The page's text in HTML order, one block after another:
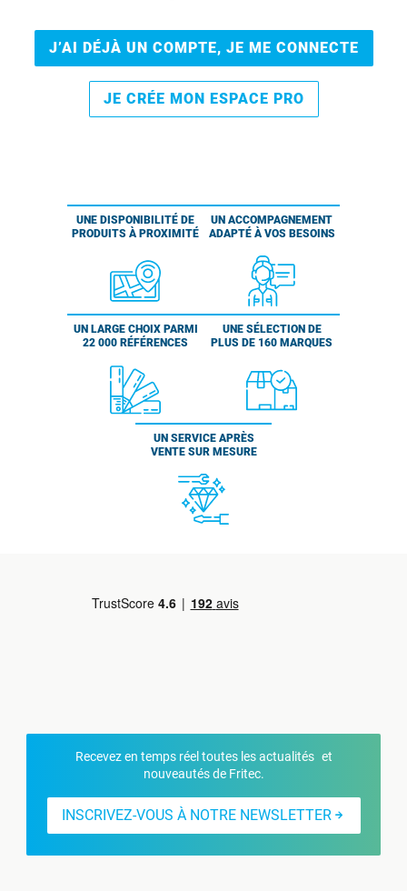
J’AI DÉJÀ UN COMPTE, JE ME CONNECTE
JE CRÉE MON ESPACE PRO
UNE DISPONIBILITÉ DE
PRODUITS À PROXIMITÉ
UN ACCOMPAGNEMENT
ADAPTÉ À VOS BESOINS
UN LARGE CHOIX PARMI
22 000 RÉFÉRENCES
UNE SÉLECTION DE
PLUS DE 160 MARQUES
UN SERVICE APRÈS
VENTE SUR MESURE
Recevez en temps réel toutes les actualités et
nouveautés de Fritec.
INSCRIVEZ-VOUS À NOTRE NEWSLETTER